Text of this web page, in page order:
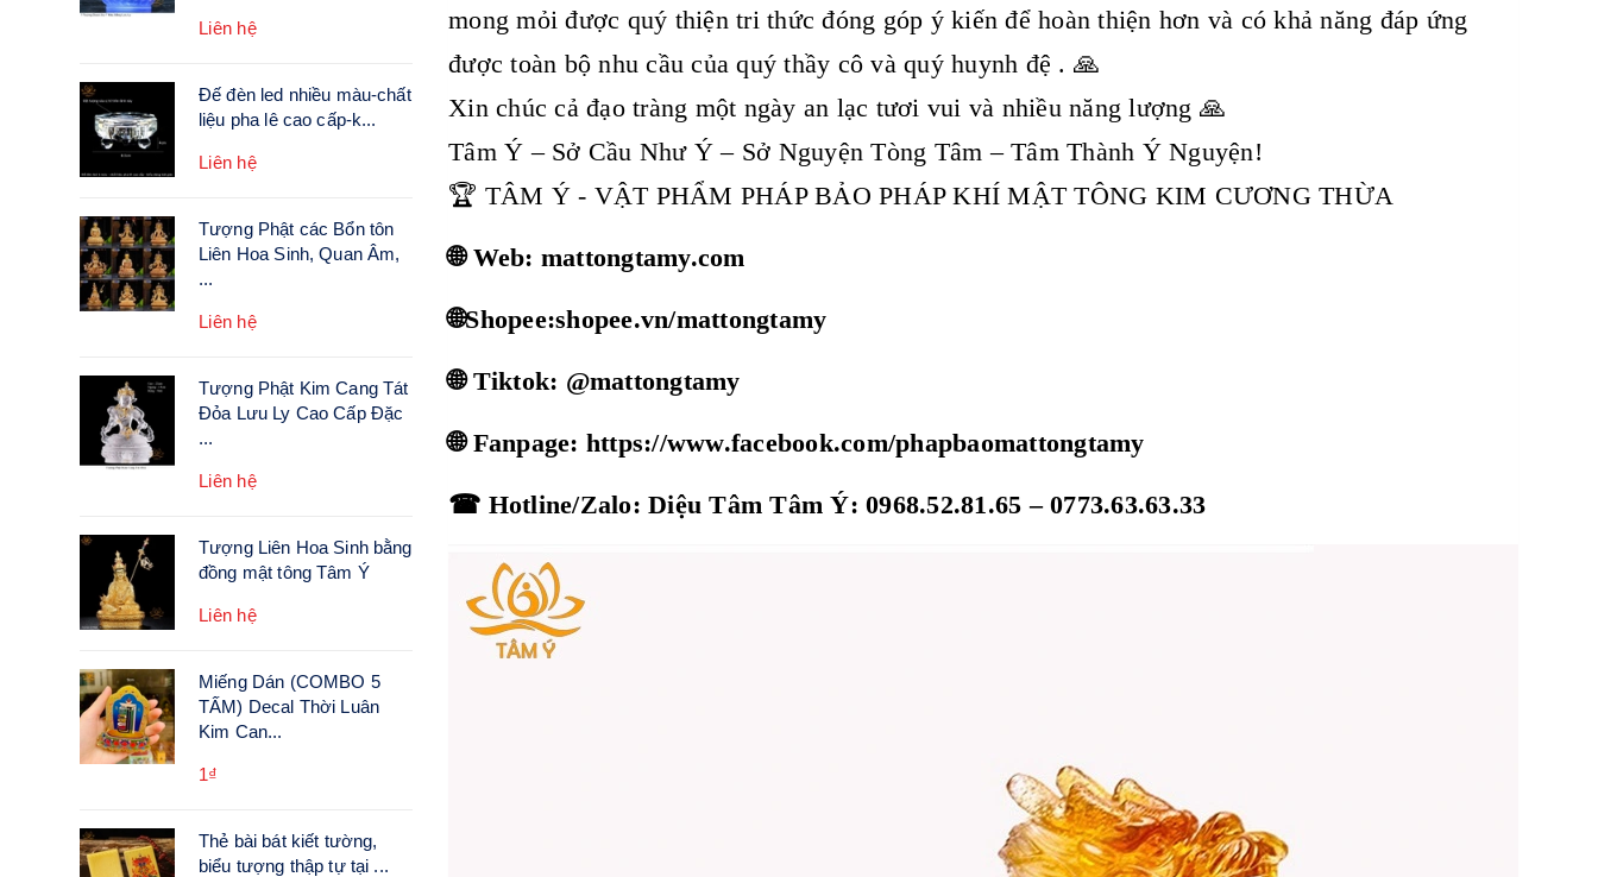
Liên hệ
Đế đèn led nhiều màu-chất
liệu pha lê cao cấp-k...
Liên hệ
Tượng Phật các Bổn tôn
Liên Hoa Sinh, Quan Âm,
...
Liên hệ
Tượng Phật Kim Cang Tát
Đỏa Lưu Ly Cao Cấp Đặc
...
Liên hệ
Tượng Liên Hoa Sinh bằng
đồng mật tông Tâm Ý
Liên hệ
Miếng Dán (COMBO 5
TẤM) Decal Thời Luân
Kim Can...
1₫
Thẻ bài bát kiết tường,
biểu tượng thập tự tại ...
mong mỏi được quý thiện tri thức đóng góp ý kiến để hoàn thiện hơn và có khả năng đáp ứng
được toàn bộ nhu cầu của quý thầy cô và quý huynh đệ . 🙏
Xin chúc cả đạo tràng một ngày an lạc tươi vui và nhiều năng lượng 🙏
Tâm Ý – Sở Cầu Như Ý – Sở Nguyện Tòng Tâm – Tâm Thành Ý Nguyện!
🏆 TÂM Ý - VẬT PHẨM PHÁP BẢO PHÁP KHÍ MẬT TÔNG KIM CƯƠNG THỪA
🌐 Web: mattongtamy.com
🌐Shopee:shopee.vn/mattongtamy
🌐 Tiktok: @mattongtamy
🌐 Fanpage: https://www.facebook.com/phapbaomattongtamy
☎ Hotline/Zalo: Diệu Tâm Tâm Ý: 0968.52.81.65 – 0773.63.63.33